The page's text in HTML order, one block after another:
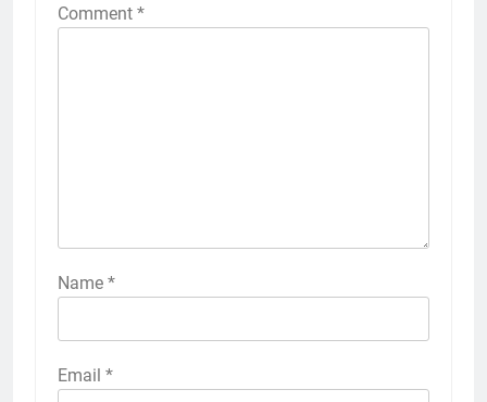
Comment *
Name *
Email *